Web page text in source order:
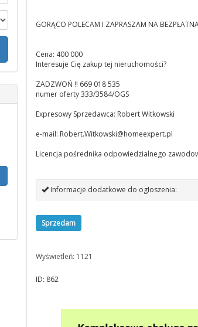
GORĄCO POLECAM I ZAPRASZAM NA
Cena: 400 000
Interesuje Cię zakup tej nieruchomości?
ZADZWOŃ !! 669 018 535
numer oferty 333/3584/OGS
Expresowy Sprzedawca: Robert Witkowski
e-mail: Robert.Witkowski@homeexpert.pl
Licencja pośrednika odpowiedzialnego
Informacje dodatkowe do ogłoszenia:
Sprzedam
Wyświetleń: 1121
ID: 862